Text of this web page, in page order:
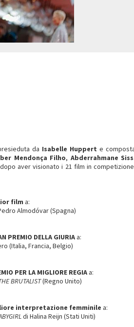
da Isabelle Huppert e
Mendonça Filho, Abderrahmane
dopo aver visionato i 21 film in
filma:
Almodóvar (Spagna)
PREMIO DELLA GIURIAa:
(Italia, Francia, Belgio)
PER LA MIGLIORE REGIAa:
BRUTALIST(Regno Unito)
interpretazione femminilea:
di Halina Reijn (Stati Uniti)